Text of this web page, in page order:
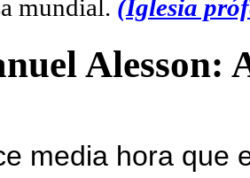
mundial. (Iglesia
Alesson:
media hora que